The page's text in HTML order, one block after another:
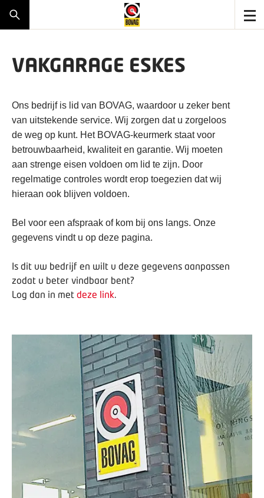
VAKGARAGE ESKES
Ons bedrijf is lid van BOVAG, waardoor u zeker bent
van uitstekende service. Wij zorgen dat u zorgeloos
de weg op kunt. Het BOVAG-keurmerk staat voor
betrouwbaarheid, kwaliteit en garantie. Wij moeten
aan strenge eisen voldoen om lid te zijn. Door
regelmatige controles wordt erop toegezien dat wij
hieraan ook blijven voldoen.
Bel voor een afspraak of kom bij ons langs. Onze
gegevens vindt u op deze pagina.
Is dit uw bedrijf en wilt u deze gegevens aanpassen
zodat u beter vindbaar bent?
Log dan in met deze link.